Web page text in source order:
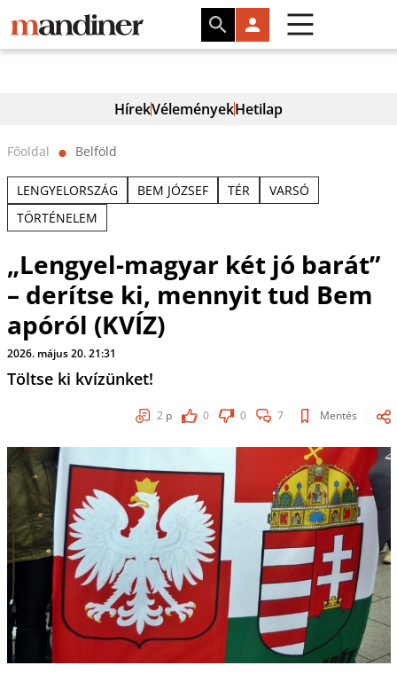
HírekVéleményekHetilap
Főoldal ⬤ Belföld
LENGYELORSZÁG BEM JÓZSEF TÉR
VARSÓ
TÖRTÉNELEM
„Lengyel-magyar két jó barát”
– derítse ki, mennyit tud Bem
apóról (KVÍZ)
2026. május 20. 21:31
Töltse ki kvízünket!
2 p 0 0 7 Mentés